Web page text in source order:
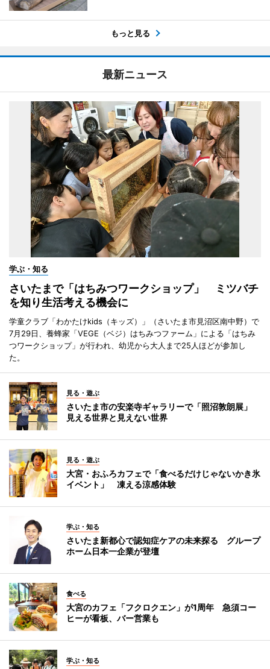
もっと見る
最新ニュース
学ぶ・知る
さいたまで「はちみつワークショップ」 ミツバチ
を知り生活考える機会に
学童クラブ「わかたけkids（キッズ）」（さいたま市見沼区南中野）で
7月29日、養蜂家「VEGE（ベジ）はちみつファーム」による「はちみ
つワークショップ」が行われ、幼児から大人まで25人ほどが参加し
た。
見る・遊ぶ
さいたま市の安楽寺ギャラリーで「照沼敦朗展」
見える世界と見えない世界
見る・遊ぶ
大宮・おふろカフェで「食べるだけじゃないかき氷
イベント」 凍える涼感体験
学ぶ・知る
さいたま新都心で認知症ケアの未来探る グループ
ホーム日本一企業が登壇
食べる
大宮のカフェ「フクロクエン」が1周年 急須コー
ヒーが看板、バー営業も
学ぶ・知る